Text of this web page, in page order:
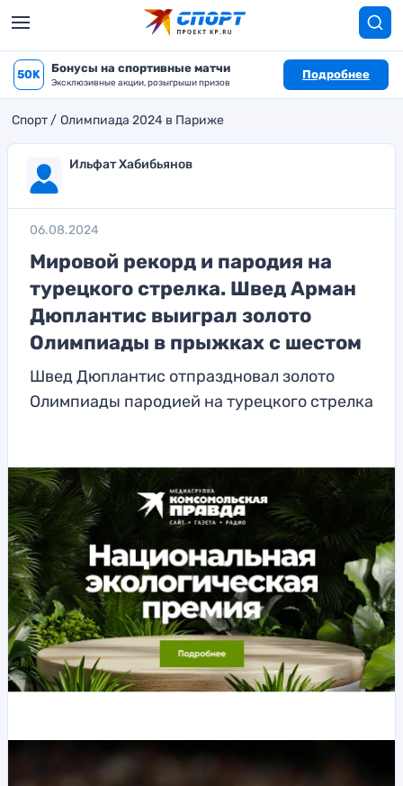
50K Бонусы на спортивные матчи
Эксклюзивные акции, розыгрыши призов
Подробнее
Спорт Олимпиада 2024 в Париже
Ильфат Хабибьянов
06.08.2024
Мировой рекорд и пародия на
турецкого стрелка. Швед Арман
Дюплантис выиграл золото
Олимпиады в прыжках с шестом
Швед Дюплантис отпраздновал золото
Олимпиады пародией на турецкого стрелка